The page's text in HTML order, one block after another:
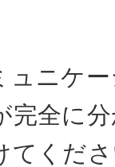
ュニケ
完全に
てくだ